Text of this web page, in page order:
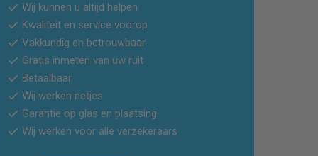
Wij kunnen u altijd helpen
Kwaliteit en service voorop
Vakkundig en betrouwbaar
Gratis inmeten van uw ruit
Betaalbaar
Wij werken netjes
Garantie op glas en plaatsing
Wij werken voor alle verzekeraars